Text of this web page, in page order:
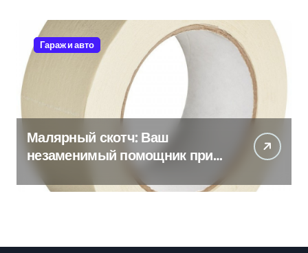
Гараж и авто
Малярный скотч: Ваш
незаменимый помощник при